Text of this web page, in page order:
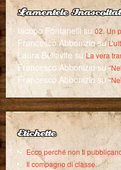
Lamentele
Iacopo Fontanellisu02. Un
Francesco Abboniziosu
Laura Bellavite su La vera
Francesco Abbonizio su
Francesco Abbonizio su
Etichette
Ecco perché non ti
Il compagno di classe